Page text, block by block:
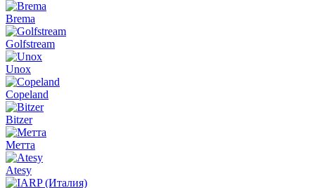
Brema
Golfstream
Unox
Copeland
Bitzer
Метта
Atesy